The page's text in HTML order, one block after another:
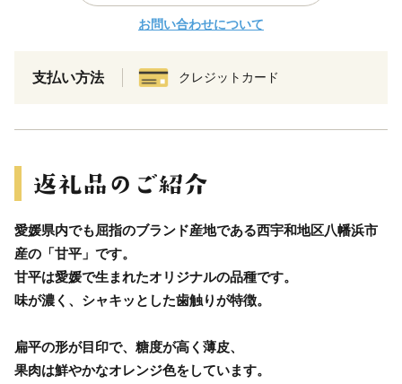
お問い合わせについて
支払い方法 クレジットカード
愛媛県内でも屈指のブランド産地である西宇和地区八幡浜市
産の「甘平」です。
甘平は愛媛で生まれたオリジナルの品種です。
味が濃く、シャキッとした歯触りが特徴。
扁平の形が目印で、糖度が高く薄皮、
果肉は鮮やかなオレンジ色をしています。